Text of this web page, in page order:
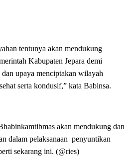
tentunya akan mendukung
Kabupaten Jepara demi
upaya menciptakan wilayah
serta kondusif,” kata Babinsa.
akan mendukung dan
dalam pelaksanaan penyuntikan
sekarang ini. (@ries)